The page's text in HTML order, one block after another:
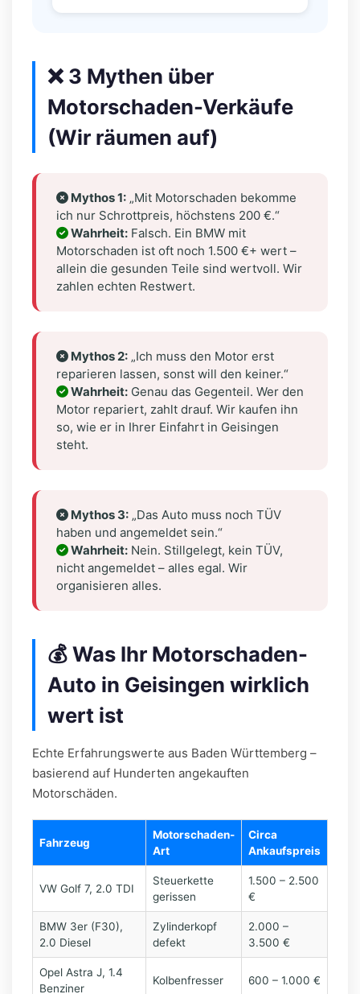
❌ 3 Mythen über
Motorschaden-Verkäufe
(Wir räumen auf)
Mythos 1: „Mit Motorschaden bekomme
ich nur Schrottpreis, höchstens 200 €.“
Wahrheit: Falsch. Ein BMW mit
Motorschaden ist oft noch 1.500 €+ wert –
allein die gesunden Teile sind wertvoll. Wir
zahlen echten Restwert.
Mythos 2: „Ich muss den Motor erst
reparieren lassen, sonst will den keiner.“
Wahrheit: Genau das Gegenteil. Wer den
Motor repariert, zahlt drauf. Wir kaufen ihn
so, wie er in Ihrer Einfahrt in Geisingen
steht.
Mythos 3: „Das Auto muss noch TÜV
haben und angemeldet sein.“
Wahrheit: Nein. Stillgelegt, kein TÜV,
nicht angemeldet – alles egal. Wir
organisieren alles.
💰 Was Ihr Motorschaden-
Auto in Geisingen wirklich
wert ist
Echte Erfahrungswerte aus Baden Württemberg –
basierend auf Hunderten angekauften
Motorschäden.
Fahrzeug
Motorschaden-
Art
Circa
Ankaufspreis
VW Golf 7, 2.0 TDI
Steuerkette
gerissen
1.500 – 2.500
€
BMW 3er (F30),
2.0 Diesel
Zylinderkopf
defekt
2.000 –
3.500 €
Opel Astra J, 1.4
Benziner
Kolbenfresser 600 – 1.000 €